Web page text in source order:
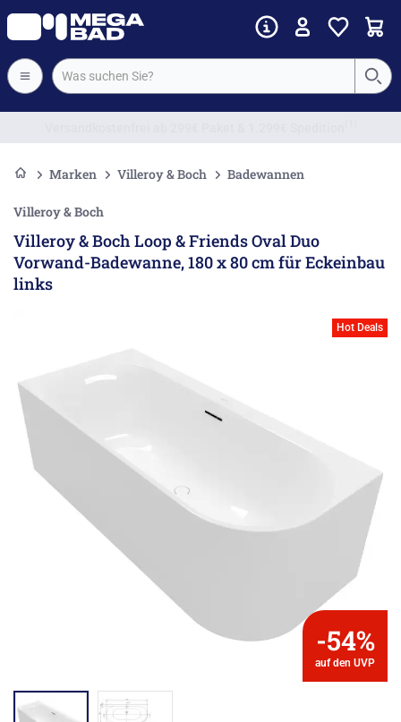
Marken Villeroy & Boch Badewannen
Villeroy & Boch
Villeroy & Boch Loop & Friends Oval Duo
Vorwand-Badewanne, 180 x 80 cm für Eckeinbau
links
Hot Deals
-54%
auf den UVP